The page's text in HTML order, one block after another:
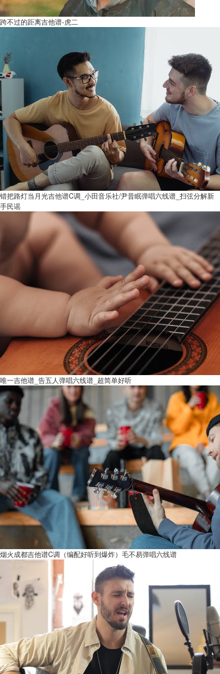
跨不过的距离吉他谱-虎二
错把路灯当月光吉他谱C调_小田音乐社/尹昔眠弹唱六线谱_扫弦分解新
手民谣
唯一吉他谱_告五人弹唱六线谱_超简单好听
烟火成都吉他谱C调（编配好听到爆炸）毛不易弹唱六线谱